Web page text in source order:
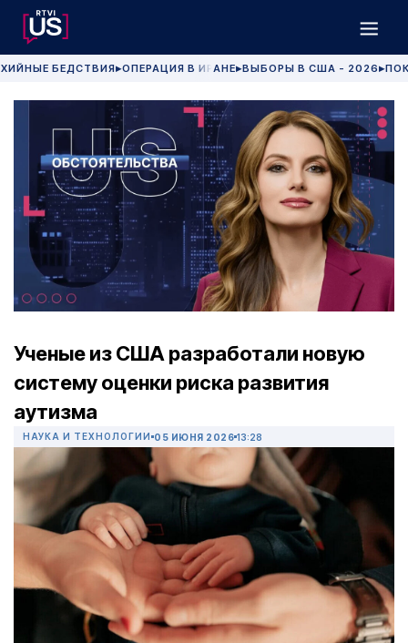
БЕДСТВИЯ▶ОПЕРАЦИЯ В ИРАНЕ▶ВЫБОРЫ В США - 2026 ▶
Ученые из США разработали новую
систему оценки риска развития
аутизма
НАУКА И ТЕХНОЛОГИИ 05 ИЮНЯ 2026 13:28